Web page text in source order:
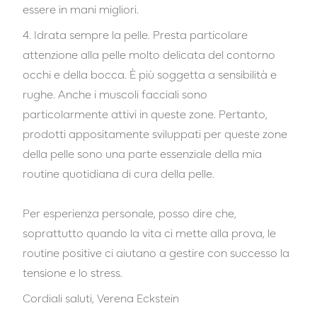
essere in mani migliori.
4. Idrata sempre la pelle. Presta particolare
attenzione alla pelle molto delicata del contorno
occhi e della bocca. È più soggetta a sensibilità e
rughe. Anche i muscoli facciali sono
particolarmente attivi in queste zone. Pertanto,
prodotti appositamente sviluppati per queste zone
della pelle sono una parte essenziale della mia
routine quotidiana di cura della pelle.
Per esperienza personale, posso dire che,
soprattutto quando la vita ci mette alla prova, le
routine positive ci aiutano a gestire con successo la
tensione e lo stress.
Cordiali saluti, Verena Eckstein